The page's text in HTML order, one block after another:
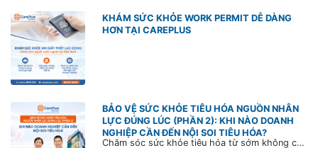
KHÁM SỨC KHỎE WORK PERMIT DỄ DÀNG
HƠN TẠI CAREPLUS
BẢO VỆ SỨC KHỎE TIÊU HÓA NGUỒN NHÂN
LỰC ĐÚNG LÚC (PHẦN 2): KHI NÀO DOANH
NGHIỆP CẦN ĐẾN NỘI SOI TIÊU HÓA?
Chăm sóc sức khỏe tiêu hóa từ sớm không chỉ giúp phát hiện bệnh kịp thời mà còn góp phần xây dựng đội ngũ khỏe mạnh, ổn định và gắn bó lâu dài. CarePlus sẵn sàng đồng hành cùng doanh nghiệp trong việc thiết kế chương trình chăm sóc sức khỏe phù hợp theo từng nhân sự, nhằm tối ưu hiệu quả đầu tư phúc lợi và phát triển nguồn nhân lực bền vững.